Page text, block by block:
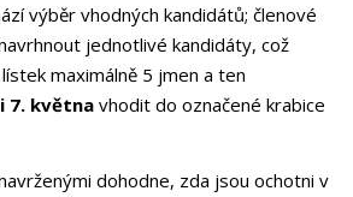
výběr vhodných kandidátů; členové
jednotlivé kandidáty, což
maximálně 5 jmen a ten
7. května vhodit do označené krabice
dohodne, zda jsou ochotni v